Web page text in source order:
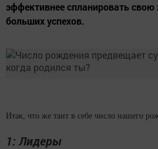
эффективнее спланировать
больших успехов.
Итак, что же таит в себе число нашего
1: Лидеры